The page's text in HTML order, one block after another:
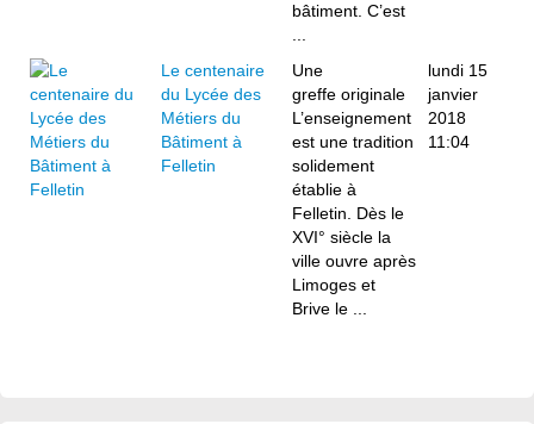
bâtiment. C’est
Le centenaire
du Lycée des
Métiers du
Bâtiment à
Felletin
Une
greffe originale
L’enseignement
est une tradition
solidement
établie à
Felletin. Dès le
XVI° siècle la
ville ouvre après
Limoges et
Brive le ...
lundi 15
janvier
2018
11:04